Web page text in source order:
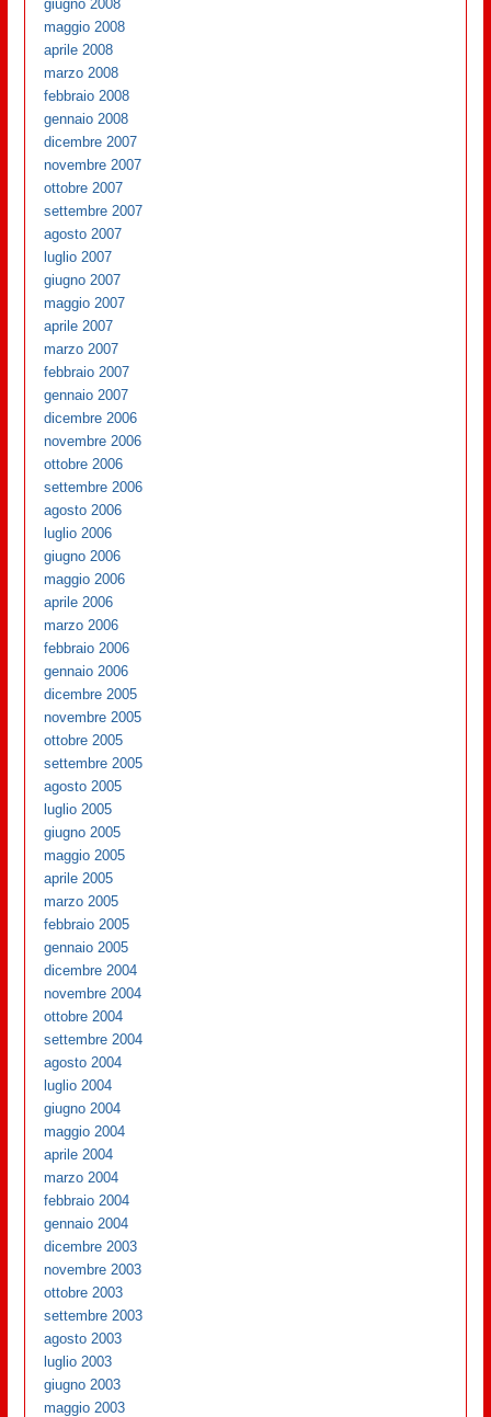
giugno 2008
maggio 2008
aprile 2008
marzo 2008
febbraio 2008
gennaio 2008
dicembre 2007
novembre 2007
ottobre 2007
settembre 2007
agosto 2007
luglio 2007
giugno 2007
maggio 2007
aprile 2007
marzo 2007
febbraio 2007
gennaio 2007
dicembre 2006
novembre 2006
ottobre 2006
settembre 2006
agosto 2006
luglio 2006
giugno 2006
maggio 2006
aprile 2006
marzo 2006
febbraio 2006
gennaio 2006
dicembre 2005
novembre 2005
ottobre 2005
settembre 2005
agosto 2005
luglio 2005
giugno 2005
maggio 2005
aprile 2005
marzo 2005
febbraio 2005
gennaio 2005
dicembre 2004
novembre 2004
ottobre 2004
settembre 2004
agosto 2004
luglio 2004
giugno 2004
maggio 2004
aprile 2004
marzo 2004
febbraio 2004
gennaio 2004
dicembre 2003
novembre 2003
ottobre 2003
settembre 2003
agosto 2003
luglio 2003
giugno 2003
maggio 2003